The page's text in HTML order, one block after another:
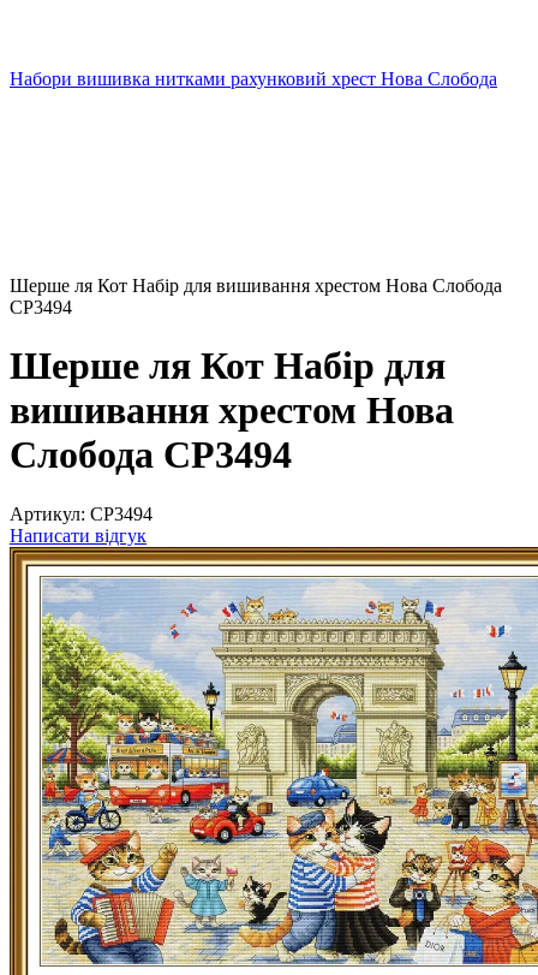
Набори вишивка нитками рахунковий хрест Нова Слобода
Шерше ля Кот Набір для вишивання хрестом Нова Слобода
СР3494
Шерше ля Кот Набір для
вишивання хрестом Нова
Слобода СР3494
Артикул: СР3494
Написати відгук